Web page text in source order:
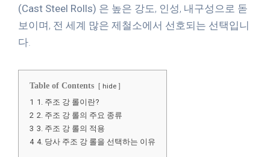
(Cast Steel Rolls) 은 높은 강도, 인성, 내구성으로 돋
보이며, 전 세계 많은 제철소에서 선호되는 선택입니
다.
Table of Contents hide
1 1. 주조 강 롤이란?
2 2. 주조 강 롤의 주요 종류
3 3. 주조 강 롤의 적용
4 4. 당사 주조 강 롤을 선택하는 이유